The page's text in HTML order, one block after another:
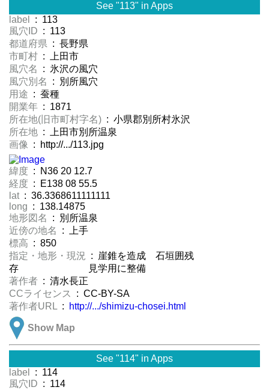
See "113" in Apps
label
: 113
風穴ID : 113
都道府県 : 長野県
市町村 : 上田市
風穴名
: 氷沢の風穴
風穴別名
: 別所風穴
用途 : 蚕種
開業年 : 1871
所在地(旧市町村字名) : 小県郡別所村氷沢
所在地 : 上田市別所温泉
画像
: http://.../113.jpg
緯度 : N36 20 12.7
経度 : E138 08 55.5
lat : 36.3368611111111
long : 138.14875
地形図名
: 別所温泉
近傍の地名
: 上手
標高 : 850
指定・地形・現況
: 崖錐を造成 石垣囲残
存 見学用に整備
著作者 : 清水長正
CCライセンス
: CC-BY-SA
著作者URL : http://.../shimizu-chosei.html
Show Map
See "114" in Apps
label
: 114
風穴ID : 114